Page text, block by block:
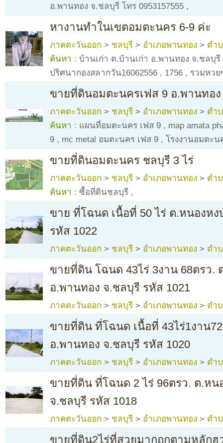
อ.พานทอง จ.ชลบุรี โทร 0953157555 ,
หางานทำในเขตอมตะนคร 6-9 ค่ะ
ภาคตะวันออก > ชลบุรี > อำเภอพานทอง > ตำ
ค้นหา : บ้านเก่า ต.บ้านเก่า อ.พานทอง จ.ชลบุรี
ปริศนากองสลากวัน16062556 , 1756 , รวมหวย
ขายที่ดินอมตะนครเฟส 9 อ.พานทอ
ภาคตะวันออก > ชลบุรี > อำเภอพานทอง > ตำ
ค้นหา : แผนที่อมตะนคร เฟส 9 , map amata
9 , mc metal อมตะนคร เฟส 9 , โรงงานอมตะน
ขายที่ดินอมตะนคร ชลบุรี 3 ไร่
ภาคตะวันออก > ชลบุรี > อำเภอพานทอง > ตำ
ค้นหา : ซื้อที่ดินชลบุรี ,
ขาย ที่โฉนด เนื้อที่ 50 ไร่ ต.หนองห
รหัส 1022
ภาคตะวันออก > ชลบุรี > อำเภอพานทอง > ตำ
ขายที่ดิน โฉนด 43ไร่ 3งาน 68ตรว.
อ.พานทอง จ.ชลบุรี รหัส 1021
ภาคตะวันออก > ชลบุรี > อำเภอพานทอง > ตำ
ขายที่ดิน ที่โฉนด เนื้อที่ 43ไร่1งาน
อ.พานทอง จ.ชลบุรี รหัส 1020
ภาคตะวันออก > ชลบุรี > อำเภอพานทอง > ตำ
ขายที่ดิน ที่โฉนด 2 ไร่ 96ตรว. ต.หน
จ.ชลบุรี รหัส 1018
ภาคตะวันออก > ชลบุรี > อำเภอพานทอง > ตำ
ขายที่ดิน2ไร่ที่สวยมากถูกตามหลักฮ